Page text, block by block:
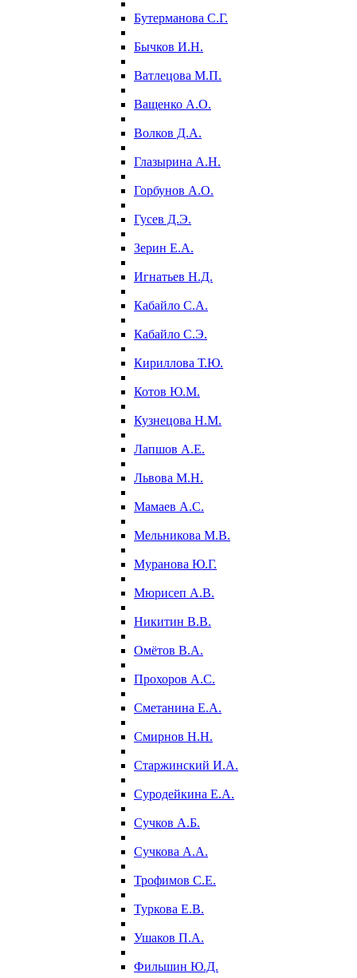
Бутерманова С.Г.
Бычков И.Н.
Ватлецова М.П.
Ващенко А.О.
Волков Д.А.
Глазырина А.Н.
Горбунов А.О.
Гусев Д.Э.
Зерин Е.А.
Игнатьев Н.Д.
Кабайло С.А.
Кабайло С.Э.
Кириллова Т.Ю.
Котов Ю.М.
Кузнецова Н.М.
Лапшов А.Е.
Львова М.Н.
Мамаев А.С.
Мельникова М.В.
Муранова Ю.Г.
Мюрисеп А.В.
Никитин В.В.
Омётов В.А.
Прохоров А.С.
Сметанина Е.А.
Смирнов Н.Н.
Старжинский И.А.
Суродейкина Е.А.
Сучков А.Б.
Сучкова А.А.
Трофимов С.Е.
Туркова Е.В.
Ушаков П.А.
Фильшин Ю.Д.